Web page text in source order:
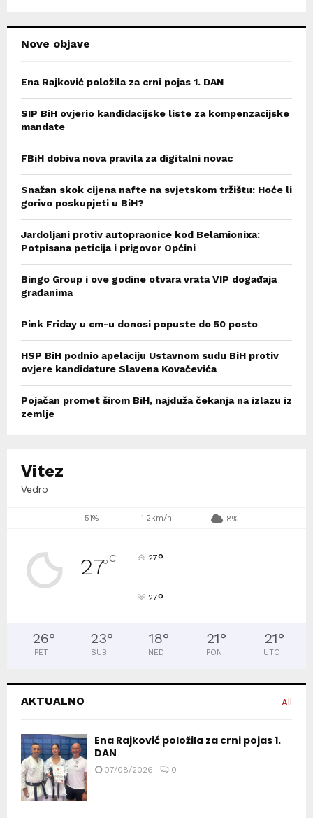
Nove objave
Ena Rajković položila za crni pojas 1. DAN
SIP BiH ovjerio kandidacijske liste za kompenzacijske
mandate
FBiH dobiva nova pravila za digitalni novac
Snažan skok cijena nafte na svjetskom tržištu: Hoće li
gorivo poskupjeti u BiH?
Jardoljani protiv autopraonice kod Belamionixa:
Potpisana peticija i prigovor Općini
Bingo Group i ove godine otvara vrata VIP događaja
građanima
Pink Friday u cm-u donosi popuste do 50 posto
HSP BiH podnio apelaciju Ustavnom sudu BiH protiv
ovjere kandidature Slavena Kovačevića
Pojačan promet širom BiH, najduža čekanja na izlazu iz
zemlje
Vitez
Vedro
51% 1.2km/h 8%
27°C 27°
27°
26°
PET
23°
SUB
18°
NED
21°
PON
21°
UTO
AKTUALNO All
Ena Rajković položila za crni pojas 1.
DAN
07/08/2026 0